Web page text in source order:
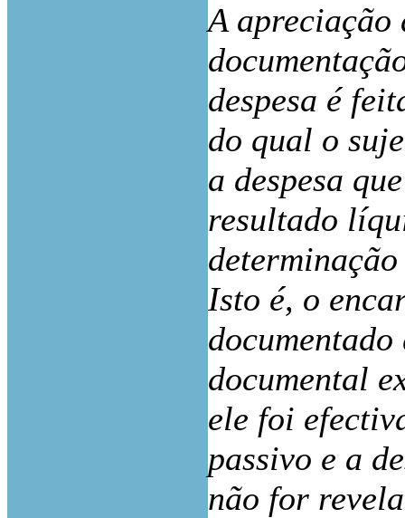
A apreciação
despesa é
do qual o
a despesa
resultado
Isto é, o
documental
ele foi
passivo e a
não for